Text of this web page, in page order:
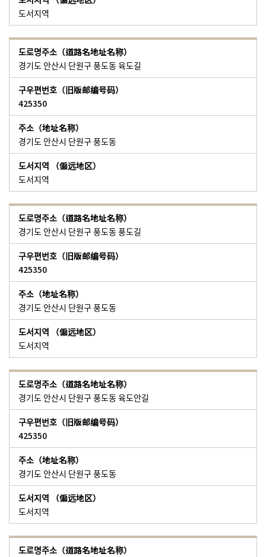
도서지역
경기도 안산시 단원구 풍도동 육도길
425350
경기도 안산시 단원구 풍도동
도서지역
경기도 안산시 단원구 풍도동 풍도길
425350
경기도 안산시 단원구 풍도동
도서지역
경기도 안산시 단원구 풍도동 육도안길
425350
경기도 안산시 단원구 풍도동
도서지역